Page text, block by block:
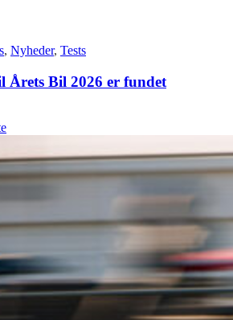
, Nyheder, Tests
Årets Bil 2026 er fundet